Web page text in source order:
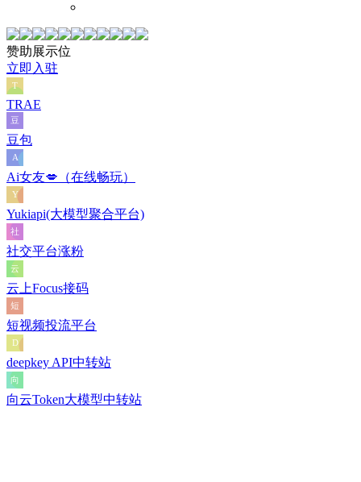
赞助展示位
立即入驻
TRAE
豆包
Ai女友💋（在线畅玩）
Yukiapi(大模型聚合平台)
社交平台涨粉
云上Focus接码
短视频投流平台
deepkey API中转站
向云Token大模型中转站